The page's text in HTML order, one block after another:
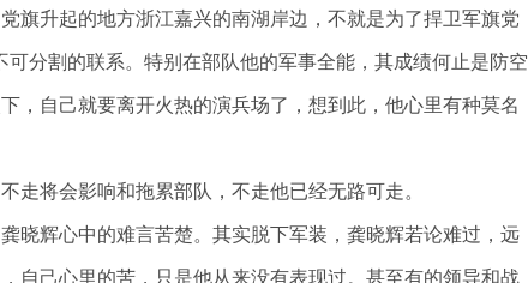
旗升起的地方浙江嘉兴的南湖岸边，不就是为了捍卫军旗党
分割的联系。特别在部队他的军事全能，其成绩何止是防空
，自己就要离开火热的演兵场了，想到此，他心里有种莫名
走将会影响和拖累部队，不走他已经无路可走。
晓辉心中的难言苦楚。其实脱下军装，龚晓辉若论难过，远
自己心里的苦，只是他从来没有表现过。甚至有的领导和战